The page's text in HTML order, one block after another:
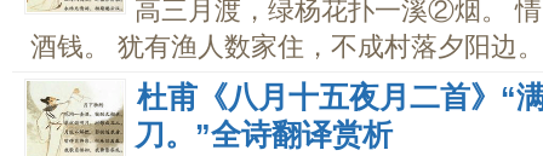
高三月渡，绿杨花扑一溪②烟。
酒钱。 犹有渔人数家住，不成村落夕阳边
杜甫《八月十五夜月二首》“
刀。”全诗翻译赏析